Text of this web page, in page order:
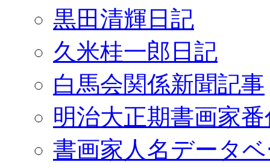
黒田清輝日記
久米桂一郎日記
白馬会関係新聞記事
明治大正期書画家
書画家人名データ